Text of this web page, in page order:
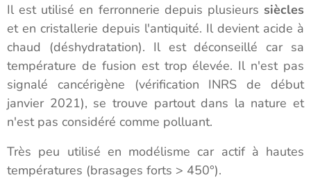
Il est utilisé en ferronnerie depuis plusieurs siècles
et en cristallerie depuis l'antiquité. Il devient acide à
chaud (déshydratation). Il est déconseillé car sa
température de fusion est trop élevée. Il n'est pas
signalé cancérigène (vérification INRS de début
janvier 2021), se trouve partout dans la nature et
n'est pas considéré comme polluant.
Très peu utilisé en modélisme car actif à hautes
températures (brasages forts > 450°).